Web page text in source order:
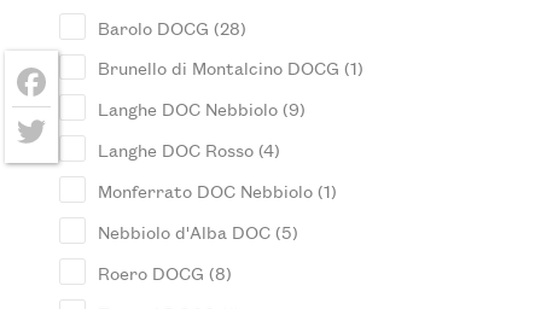
Barolo DOCG (28)
Brunello di Montalcino DOCG (1)
Langhe DOC Nebbiolo (9)
Langhe DOC Rosso (4)
Monferrato DOC Nebbiolo (1)
Nebbiolo d'Alba DOC (5)
Roero DOCG (8)
Facebook
Twitter